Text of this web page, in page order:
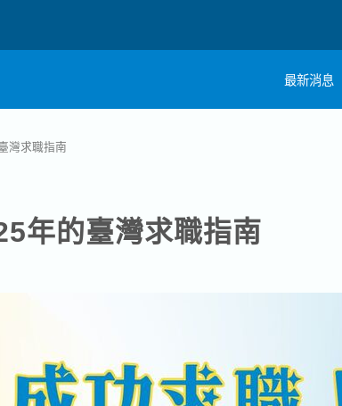
最新消息
灣求職指南
年的臺灣求職指南